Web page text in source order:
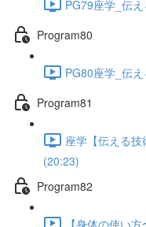
PG79座学_伝
Program80
PG80座学_伝
Program81
座学【伝える技
(20:23)
Program82
【身体の使い